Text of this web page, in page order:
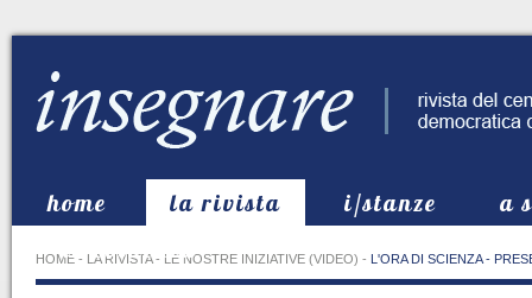
home la rivista i/stanze
a
in evidenza
HOME - LA RIVISTA- LE NOSTRE INIZIATIVE (VIDEO) - L'ORA DI SCIENZA -